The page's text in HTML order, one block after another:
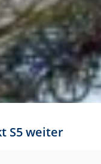
S5 weiter